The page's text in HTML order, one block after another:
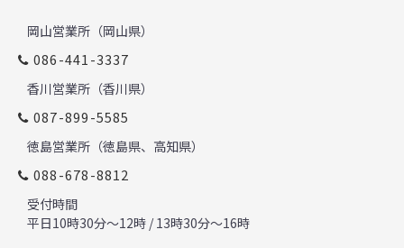
岡山営業所（岡山県）
086-441-3337
香川営業所（香川県）
087-899-5585
徳島営業所（徳島県、高知県）
088-678-8812
受付時間
平日10時30分～12時 / 13時30分～16時